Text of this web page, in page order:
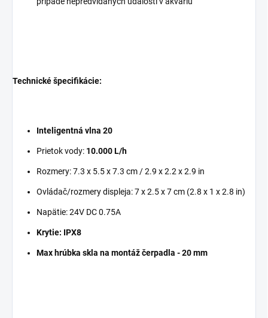
Technické špecifikácie:
Inteligentná vlna 20
Prietok vody: 10.000 L/h
Rozmery: 7.3 x 5.5 x 7.3 cm / 2.9 x 2.2 x 2.9 in
Ovládač/rozmery displeja: 7 x 2.5 x 7 cm (2.8 x 1 x 2.8 in)
Napätie: 24V DC 0.75A
Krytie: IPX8
Max hrúbka skla na montáž čerpadla - 20 mm